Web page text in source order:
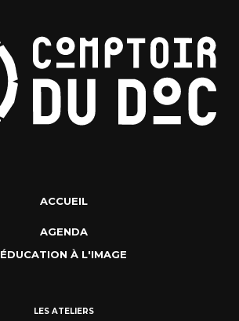
ACCUEIL
AGENDA
ÉDUCATION À L'IMAGE
LES ATELIERS